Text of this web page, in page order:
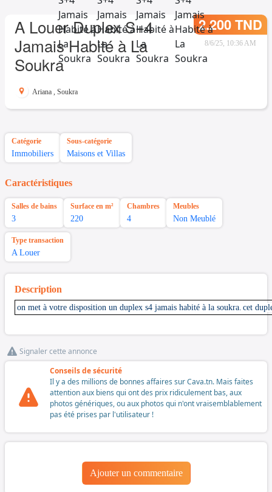
A Louer Duplex S+4
Jamais Habité à La
Soukra
2.200 TND
8/6/25, 10:36 AM
Ariana , Soukra
Catégorie
Immobiliers
Sous-catégorie
Maisons et Villas
Caractéristiques
Salles de bains
3
Surface en m²
220
Chambres
4
Meubles
Non Meublé
Type transaction
A Louer
Description
on met à votre disposition un duplex s4 jamais habité à la soukra. cet
Signaler cette annonce
Conseils de sécurité
Il y a des millions de bonnes affaires sur Cava.tn. Mais faites
attention aux biens qui ont des prix ridiculement bas, aux
photos génériques, ou aux photos qui n'ont vraisemblablement
pas été prises par l'utilisateur !
Ajouter un commentaire